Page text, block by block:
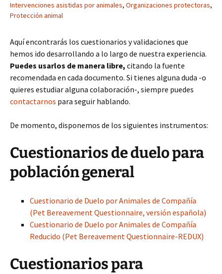
Intervenciones asistidas por animales, Organizaciones protectoras,
Protección animal
Aquí encontrarás los cuestionarios y validaciones que
hemos ido desarrollando a lo largo de nuestra experiencia.
Puedes usarlos de manera libre, citando la fuente
recomendada en cada documento. Si tienes alguna duda -o
quieres estudiar alguna colaboración-, siempre puedes
contactarnos para seguir hablando.
De momento, disponemos de los siguientes instrumentos:
Cuestionarios de duelo para
población general
Cuestionario de Duelo por Animales de Compañía
(Pet Bereavement Questionnaire, versión española)
Cuestionario de Duelo por Animales de Compañía
Reducido (Pet Bereavement Questionnaire-REDUX)
Cuestionarios para